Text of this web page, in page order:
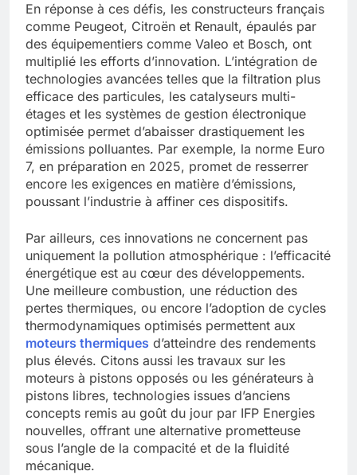
En réponse à ces défis, les constructeurs français
comme Peugeot, Citroën et Renault, épaulés par
des équipementiers comme Valeo et Bosch, ont
multiplié les efforts d’innovation. L’intégration de
technologies avancées telles que la filtration plus
efficace des particules, les catalyseurs multi-
étages et les systèmes de gestion électronique
optimisée permet d’abaisser drastiquement les
émissions polluantes. Par exemple, la norme Euro
7, en préparation en 2025, promet de resserrer
encore les exigences en matière d’émissions,
poussant l’industrie à affiner ces dispositifs.
Par ailleurs, ces innovations ne concernent pas
uniquement la pollution atmosphérique : l’efficacité
énergétique est au cœur des développements.
Une meilleure combustion, une réduction des
pertes thermiques, ou encore l’adoption de cycles
thermodynamiques optimisés permettent aux
moteurs thermiques d’atteindre des rendements
plus élevés. Citons aussi les travaux sur les
moteurs à pistons opposés ou les générateurs à
pistons libres, technologies issues d’anciens
concepts remis au goût du jour par IFP Energies
nouvelles, offrant une alternative prometteuse
sous l’angle de la compacité et de la fluidité
mécanique.